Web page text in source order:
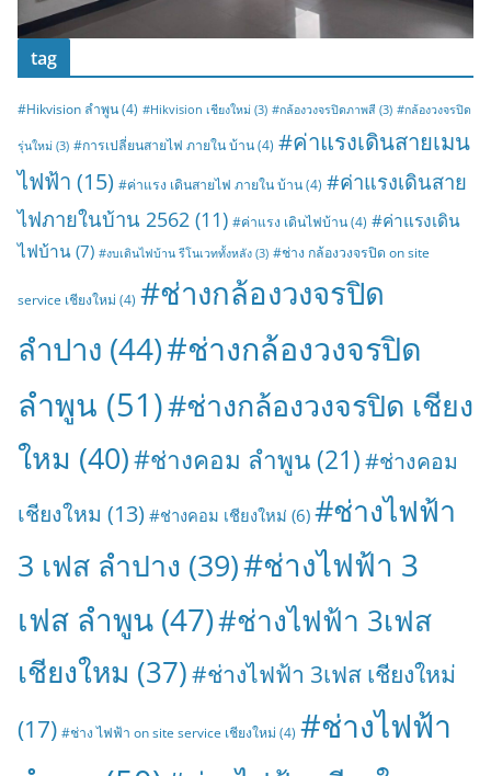
tag
#Hikvision ลำพูน(4) #Hikvision เชียงใหม่ (3) #กล้องวงจรปิดภาพสี (3) #กล้องวงจรปิด
รุ่นใหม่ (3) #การเปลี่ยนสายไฟ ภายใน บ้าน(4) #ค่าแรงเดินสายเมน
ไฟฟ้า (15) #ค่าแรง เดินสายไฟ ภายใน บ้าน(4) #ค่าแรงเดินสาย
ไฟภายในบ้าน 2562 (11) #ค่าแรง เดินไฟบ้าน(4) #ค่าแรงเดิน
ไฟบ้าน(7) #งบเดินไฟบ้าน รีโนเวททั้งหลัง (3) #ช่าง กล้องวงจรปิด on site
service เชียงใหม่ (4) #ช่างกล้องวงจรปิด
ลำปาง (44)#ช่างกล้องวงจรปิด
ลำพูน (51)#ช่างกล้องวงจรปิด เชียง
ใหม (40)#ช่างคอม ลำพูน (21)#ช่างคอม
เชียงใหม (13) #ช่างคอม เชียงใหม่ (6) #ช่างไฟฟ้า
3 เฟส ลำปาง (39)#ช่างไฟฟ้า 3
เฟส ลำพูน (47)#ช่างไฟฟ้า 3เฟส
เชียงใหม (37)#ช่างไฟฟ้า 3เฟส เชียงใหม่
(17) #ช่าง ไฟฟ้า on site service เชียงใหม่ (4) #ช่างไฟฟ้า